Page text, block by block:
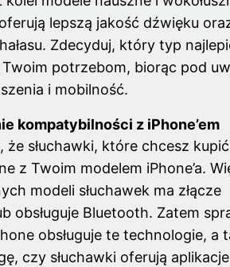
lepszą jakość dźwięku
Zdecyduj, który typ
potrzebom, biorąc pod
i mobilność.
kompatybilności z iPhone’em
że słuchawki, które chcesz
z Twoim modelem iPhone’a.
modeli słuchawek ma złącze
obsługuje Bluetooth. Zatem
obsługuje te technologie, a
czy słuchawki oferują